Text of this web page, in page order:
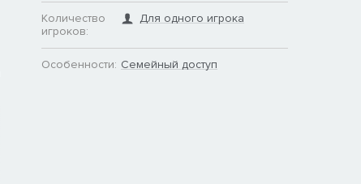
Количество
игроков:
Для одного игрока
Особенности: Семейный доступ